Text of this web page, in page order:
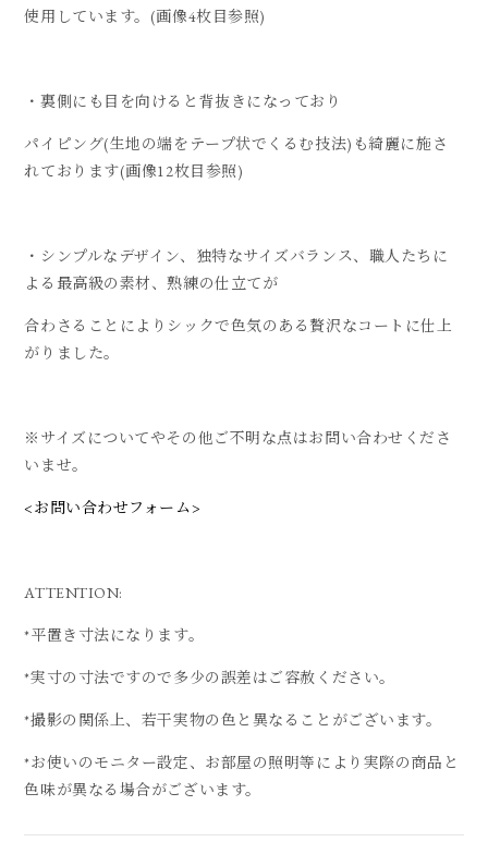
使用しています。(画像4枚目参照)
・裏側にも目を向けると背抜きになっており
パイピング(生地の端をテープ状でくるむ技法)も綺麗に施さ
れております(画像12枚目参照)
・シンプルなデザイン、独特なサイズバランス、職人たちに
よる最高級の素材、熟練の仕立てが
合わさることによりシックで色気のある贅沢なコートに仕上
がりました。
※サイズについてやその他ご不明な点はお問い合わせくださ
いませ。
<お問い合わせフォーム>
ATTENTION:
*平置き寸法になります。
*実寸の寸法ですので多少の誤差はご容赦ください。
*撮影の関係上、若干実物の色と異なることがございます。
*お使いのモニター設定、お部屋の照明等により実際の商品と
色味が異なる場合がございます。